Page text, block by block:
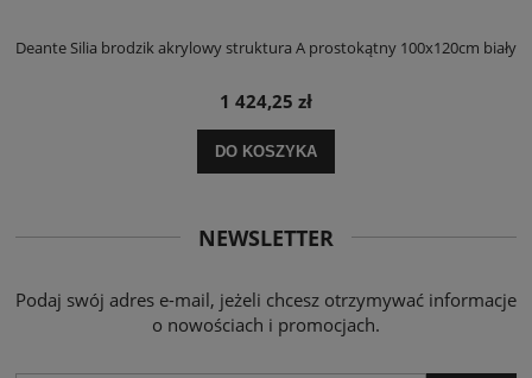
Deante Silia brodzik akrylowy struktura A prostokątny 100x120cm biały
1 424,25 zł
DO KOSZYKA
NEWSLETTER
Podaj swój adres e-mail, jeżeli chcesz otrzymywać informacje
o nowościach i promocjach.